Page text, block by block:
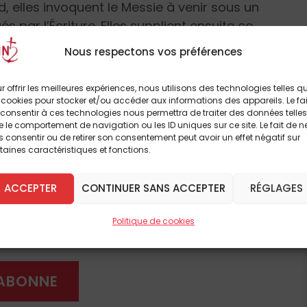
Nous respectons vos préférences
offrir les meilleures expériences, nous utilisons des technologies telles
pour stocker et/ou accéder aux informations des appareils. Le
à ces technologies nous permettra de traiter des données telles
le comportement de navigation ou les ID uniques sur ce site. Le fait de
consentir ou de retirer son consentement peut avoir un effet négatif sur
caractéristiques et fonctions.
ACCEPTER CONTINUER SANS ACCEPTER RÉGLAGES
Politique de cookies
elles invoquent le Messie à venir sous un
par l’Écriture. Elles supplient ensuite ce
espéré de cette venue. Prenons par
d’Israël, toi qui ouvres ce que nul autre ne
viens et tire de sa prison le captif
ténèbres et l’ombre de la mort »(20
(22, 22).
et à l’ombre de la mort »(21
lire cet article
autres
DÈS À PRÉSENT